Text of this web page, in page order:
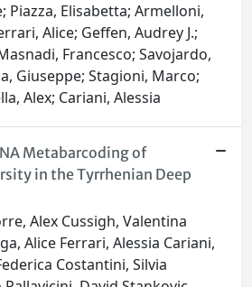
Piazza, Elisabetta; Armelloni,
Alice; Geffen, Audrey J.;
Francesco; Savojardo,
Giuseppe; Stagioni, Marco;
Alex; Cariani, Alessia
Metabarcoding of
in the Tyrrhenian Deep
Alex Cussigh, Valentina
Alice Ferrari, Alessia Cariani,
Costantini, Silvia